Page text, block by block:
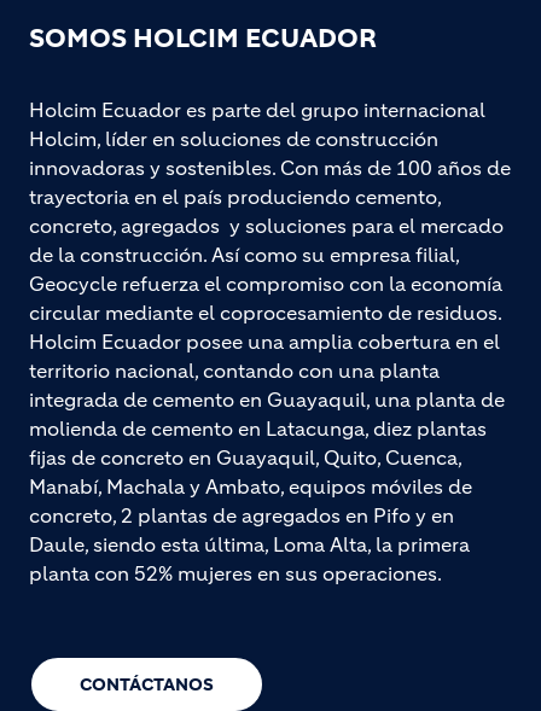
SOMOS HOLCIM ECUADOR
CONTÁCTANOS
Holcim Ecuador es parte del grupo internacional
Holcim, líder en soluciones de construcción
innovadoras y sostenibles. Con más de 100 años de
trayectoria en el país produciendo cemento,
concreto, agregados y soluciones para el mercado
de la construcción. Así como su empresa filial,
Geocycle refuerza el compromiso con la economía
circular mediante el coprocesamiento de residuos.
Holcim Ecuador posee una amplia cobertura en el
territorio nacional, contando con una planta
integrada de cemento en Guayaquil, una planta de
molienda de cemento en Latacunga, diez plantas
fijas de concreto en Guayaquil, Quito, Cuenca,
Manabí, Machala y Ambato, equipos móviles de
concreto, 2 plantas de agregados en Pifo y en
Daule, siendo esta última, Loma Alta, la primera
planta con 52% mujeres en sus operaciones.